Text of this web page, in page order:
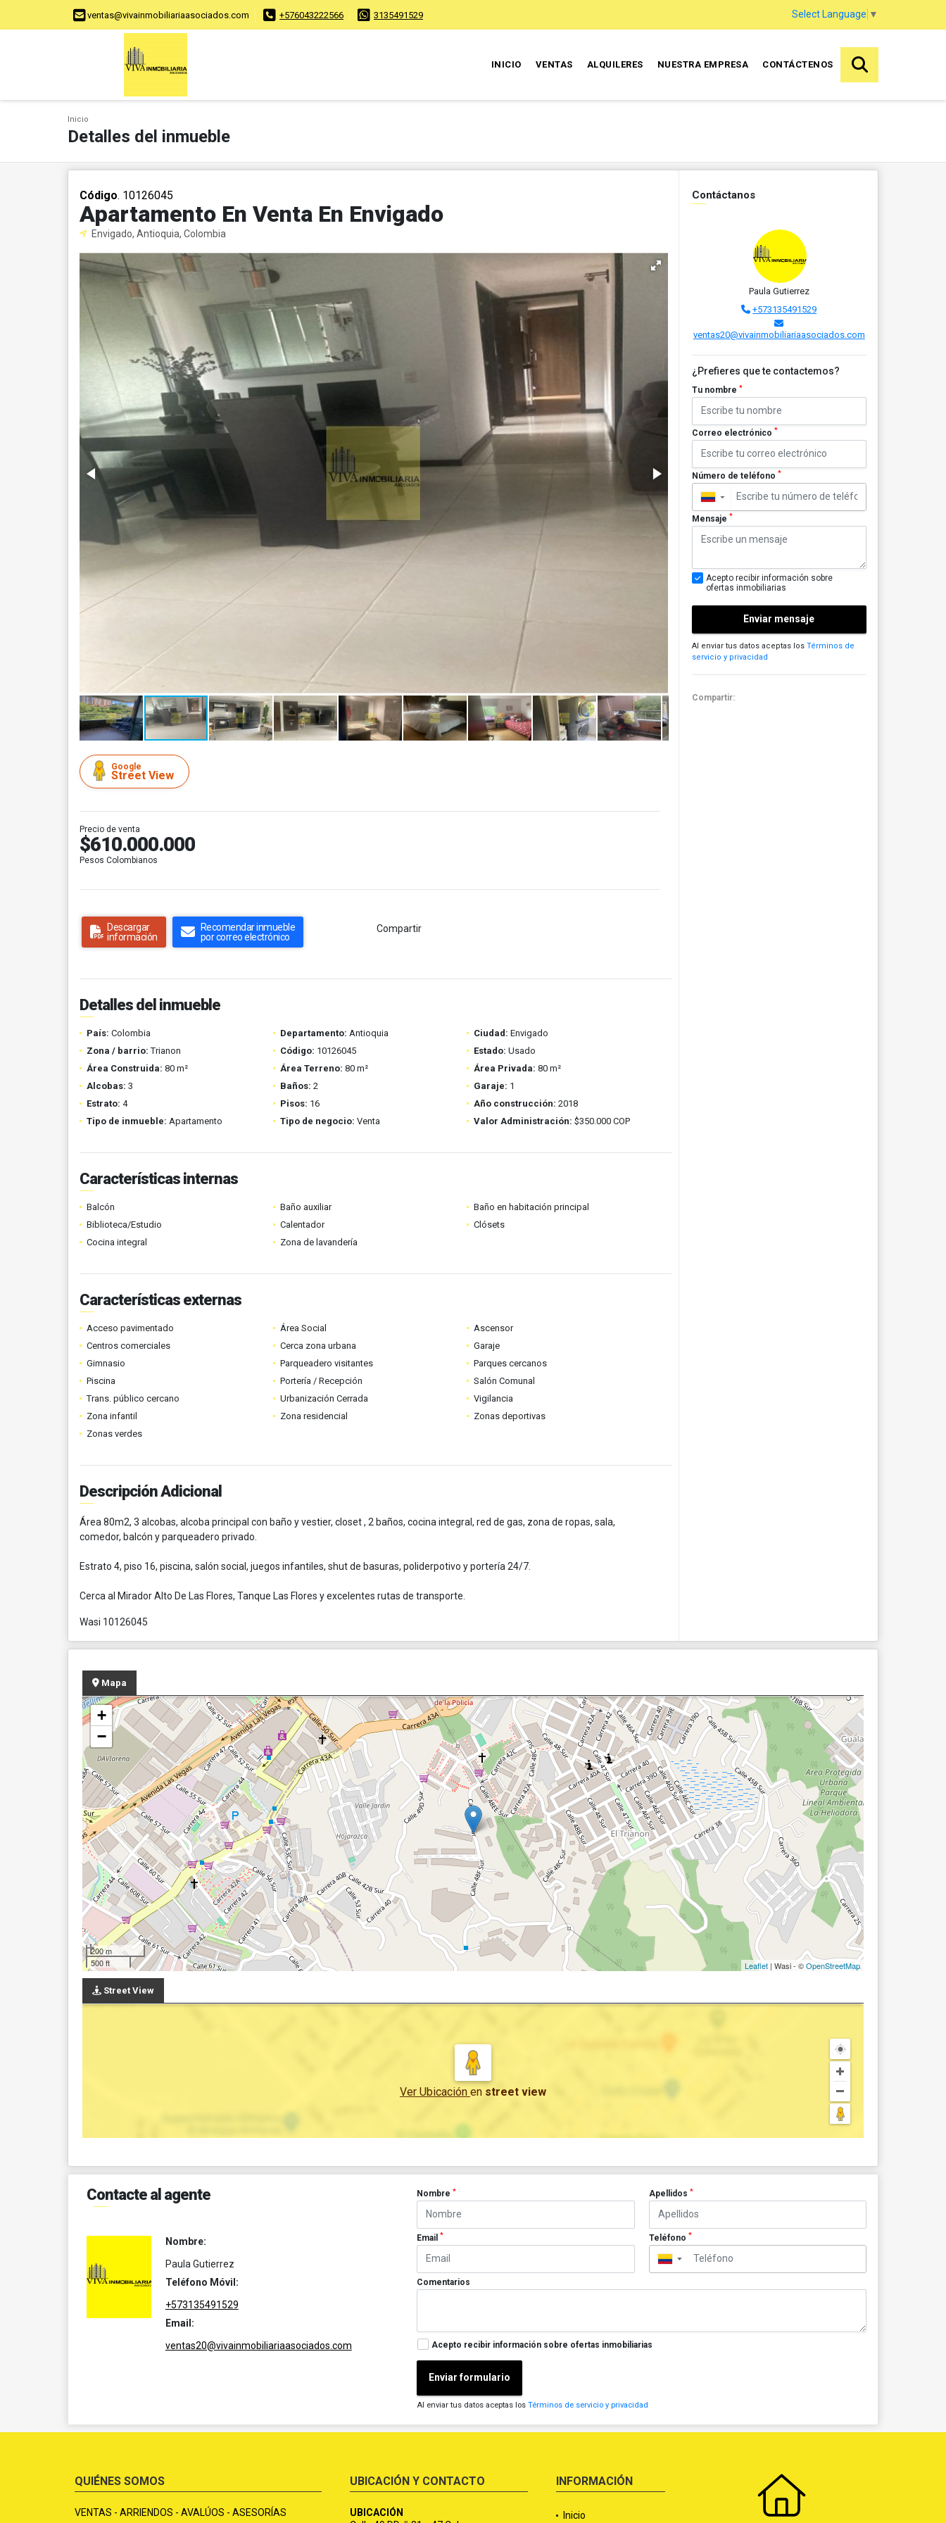
ventas@vivainmobiliariaasociados.com +576043222566 3135491529 Select Language ▼
INICIO VENTAS ALQUILERES NUESTRA EMPRESA CONTÁCTENOS
Inicio
Detalles del inmueble
Código. 10126045
Apartamento En Venta En Envigado
Envigado, Antioquia, Colombia
Google
Street View
Precio de venta
$610.000.000
Pesos Colombianos
Descargar
información
Recomendar inmueble
por correo electrónico
Compartir
Detalles del inmueble
País: Colombia Departamento: Antioquia Ciudad: Envigado
Zona / barrio: Trianon Código: 10126045 Estado: Usado
Área Construida: 80 m² Área Terreno: 80 m² Área Privada: 80 m²
Alcobas: 3 Baños: 2 Garaje: 1
Estrato: 4 Pisos: 16 Año construcción: 2018
Tipo de inmueble: Apartamento Tipo de negocio: Venta Valor Administración: $350.000 COP
Características internas
Balcón Baño auxiliar
Baño en habitación principal
Biblioteca/Estudio
Calentador
Clósets
Cocina integral
Zona de lavandería
Características externas
Acceso pavimentado Área Social
Ascensor
Centros comerciales
Cerca zona urbana
Garaje
Gimnasio
Parqueadero visitantes
Parques cercanos
Piscina
Portería / Recepción
Salón Comunal
Trans. público cercano
Urbanización Cerrada
Vigilancia
Zona infantil
Zona residencial
Zonas deportivas
Zonas verdes
Descripción Adicional
Área 80m2, 3 alcobas, alcoba principal con baño y vestier, closet , 2 baños, cocina integral, red de gas, zona de ropas, sala,
comedor, balcón y parqueadero privado.
Estrato 4, piso 16, piscina, salón social, juegos infantiles, shut de basuras, poliderpotivo y portería 24/7.
Cerca al Mirador Alto De Las Flores, Tanque Las Flores y excelentes rutas de transporte.
Wasi 10126045
Contáctanos
Paula Gutierrez
+573135491529
ventas20@vivainmobiliariaasociados.com
¿Prefieres que te contactemos?
Tu nombre *
Correo electrónico *
Número de teléfono *
▼
Mensaje *
Acepto recibir información sobre
ofertas inmobiliarias
Enviar mensaje
Al enviar tus datos aceptas los Términos de
servicio y privacidad
Compartir:
Mapa
+
−
200 m
500 ft
Leaflet | Wasi - ©OpenStreetMap
Street View
Ver Ubicación en street view
Contacte al agente
Nombre:
Paula Gutierrez
Teléfono Móvil:
+573135491529
Email:
ventas20@vivainmobiliariaasociados.com
Nombre* Apellidos *
Email* Teléfono *
▼
Comentarios
Acepto recibir información sobre ofertas inmobiliarias
Enviar formulario
Al enviar tus datos aceptas losTérminos de servicio y privacidad
QUIÉNES SOMOS
VENTAS - ARRIENDOS - AVALÚOS - ASESORÍAS
UBICACIÓN Y CONTACTO
UBICACIÓN
INFORMACIÓN
Inicio